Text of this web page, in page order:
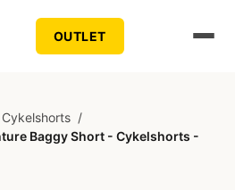
OUTLET
/
Baggy Short - Cykelshorts -